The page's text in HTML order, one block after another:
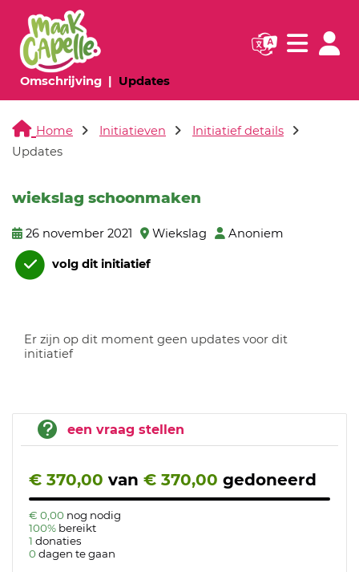
Omschrijving(huidige pagina)
Updates(huidige pagina)
Navigatie
Home Initiatieven
Initiatief details
Updates
wiekslag schoonmaken
26 november 2021 Wiekslag Anoniem
volg dit initiatief
Er zijn op dit moment geen updates voor dit
initiatief
een vraag stellen
€ 370,00 van € 370,00 gedoneerd
€ 0,00 nog nodig
100% bereikt
1 donaties
0 dagen te gaan